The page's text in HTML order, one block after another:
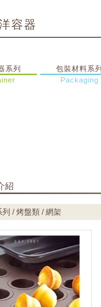
容器
系列
包裝材料系列
Packaging
紹
/ 烤盤類 / 網架